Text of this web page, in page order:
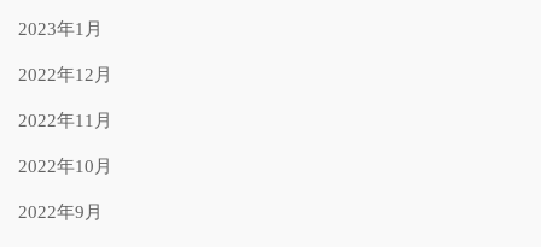
2023年1月
2022年12月
2022年11月
2022年10月
2022年9月